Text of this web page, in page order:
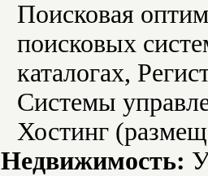
Поисковая
поисковых
каталогах,
Системы
Хостинг
Недвижимость: